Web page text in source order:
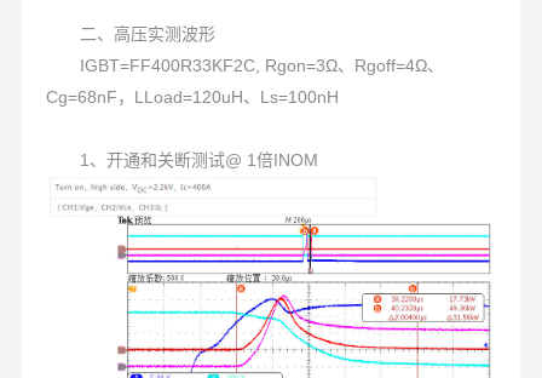
二、高压实测波形
IGBT=FF400R33KF2C, Rgon=3Ω、Rgoff=4Ω、
Cg=68nF，LLoad=120uH、Ls=100nH
1、开通和关断测试@ 1倍INOM